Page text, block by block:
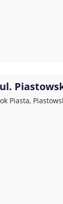
Piasta,